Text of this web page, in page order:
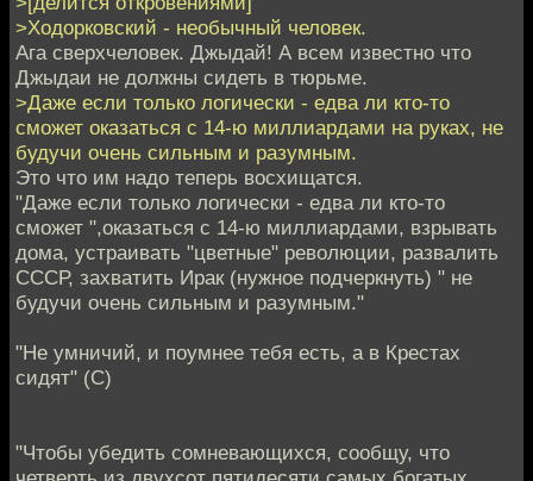
>Ходорковский - необычный человек.
Ага сверхчеловек. Джыдай! А всем известно что
Джыдаи не должны сидеть в тюрьме.
>Даже если только логически - едва ли кто-то
сможет оказаться с 14-ю миллиардами на руках, не
будучи очень сильным и разумным.
Это что им надо теперь восхищатся.
"Даже если только логически - едва ли кто-то
сможет ",оказаться с 14-ю миллиардами, взрывать
дома, устраивать "цветные" революции, развалить
СССР, захватить Ирак (нужное подчеркнуть) " не
будучи очень сильным и разумным."
"Не умничий, и поумнее тебя есть, а в Крестах
сидят" (С)
"Чтобы убедить сомневающихся, сообщу, что